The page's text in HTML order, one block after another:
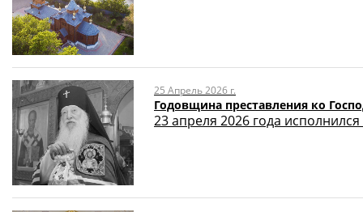
25 Апрель 2026 г.
Годовщина преставления ко
23 апреля 2026 года